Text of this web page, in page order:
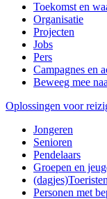
Toekomst en
Organisatie
Projecten
Jobs
Pers
Campagnes en
Beweeg mee
Oplossingen voor
Jongeren
Senioren
Pendelaars
Groepen en
(dagjes)Toeristen
Personen met